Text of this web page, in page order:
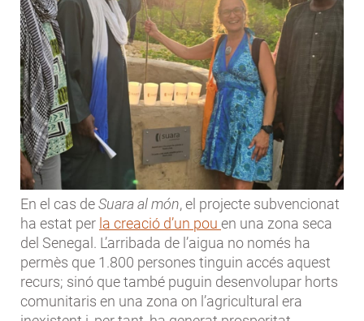
En el cas deSuara al món, el projecte subvencionat
ha estat per la creació d’un pou en una zona seca
del Senegal. L’arribada de l’aigua no només ha
permès que 1.800 persones tinguin accés aquest
recurs; sinó que també puguin desenvolupar horts
comunitaris en una zona on l’agricultural era